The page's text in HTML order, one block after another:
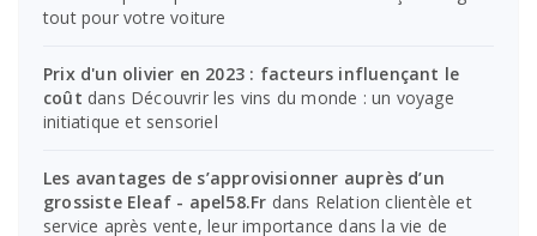
tout pour votre voiture
Prix d'un olivier en 2023 : facteurs influençant le
coût dans Découvrir les vins du monde : un voyage
initiatique et sensoriel
Les avantages de s’approvisionner auprès d’un
grossiste Eleaf - apel58.Fr dans Relation clientèle et
service après vente, leur importance dans la vie de